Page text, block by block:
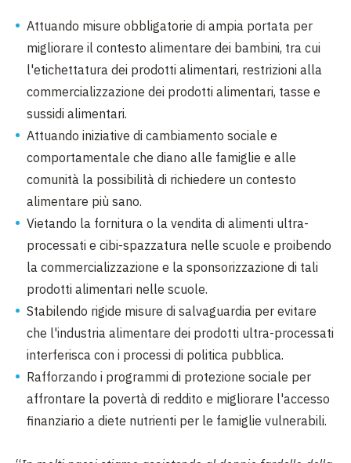
Attuando misure obbligatorie di ampia portata per
migliorare il contesto alimentare dei bambini, tra cui
l'etichettatura dei prodotti alimentari, restrizioni alla
commercializzazione dei prodotti alimentari, tasse e
sussidi alimentari.
Attuando iniziative di cambiamento sociale e
comportamentale che diano alle famiglie e alle
comunità la possibilità di richiedere un contesto
alimentare più sano.
Vietando la fornitura o la vendita di alimenti ultra-
processati e cibi-spazzatura nelle scuole e proibendo
la commercializzazione e la sponsorizzazione di tali
prodotti alimentari nelle scuole.
Stabilendo rigide misure di salvaguardia per evitare
che l'industria alimentare dei prodotti ultra-processati
interferisca con i processi di politica pubblica.
Rafforzando i programmi di protezione sociale per
affrontare la povertà di reddito e migliorare l'accesso
finanziario a diete nutrienti per le famiglie vulnerabili.